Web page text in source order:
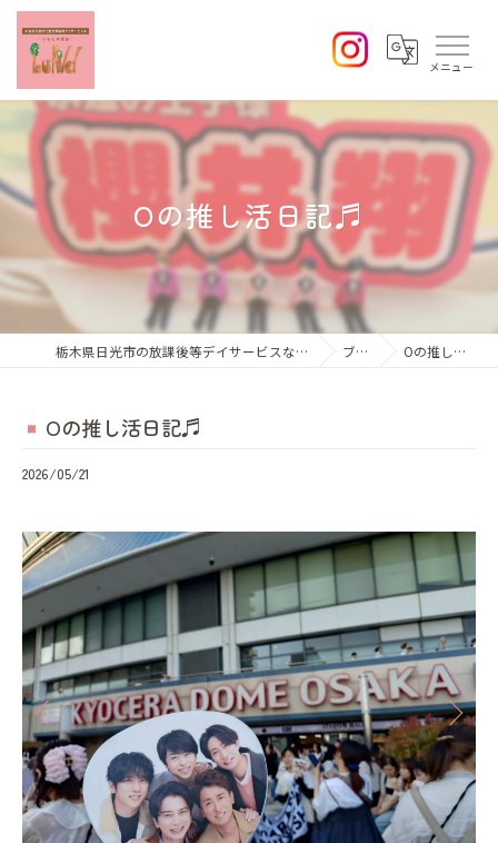
Oの推し活日記♬
栃木県日光市の放課後等デイサービスならひなた学習会Lund ブログ Oの推し活日記♬
Oの推し活日記♬
2026/05/21